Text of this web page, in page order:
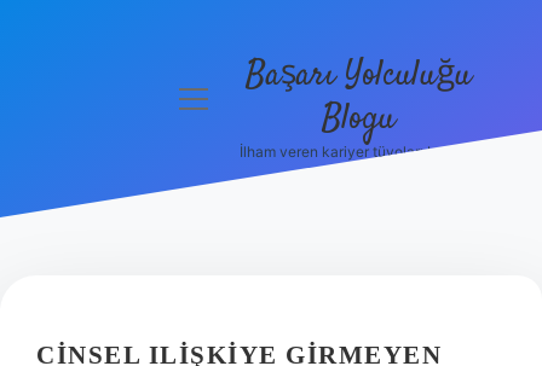
menüyüBaşarı Yolculuğu
Blogu
İlham veren kariyer tüyoları burada!
CINSEL ILIŞKIYE GIRMEYEN